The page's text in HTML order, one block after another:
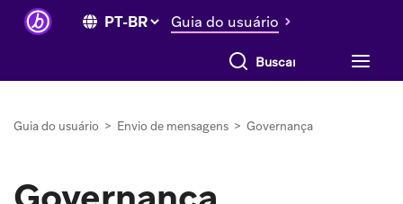
Guia do usuário
Buscar tudo
Guia do usuário > Envio de mensagens > Governança